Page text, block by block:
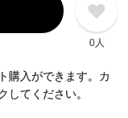
0人
購入ができます。カ
してください。